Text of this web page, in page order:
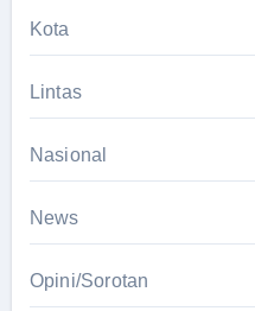
Kota
Lintas
Nasional
News
Opini/Sorotan